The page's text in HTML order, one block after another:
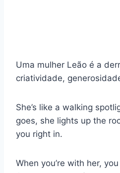
Uma mulher Leão é a
criatividade,
She’s like a walking
goes, she lights up the
you right in.
When you’re with her,